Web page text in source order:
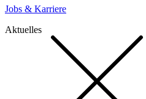
Jobs & Karriere
Aktuelles